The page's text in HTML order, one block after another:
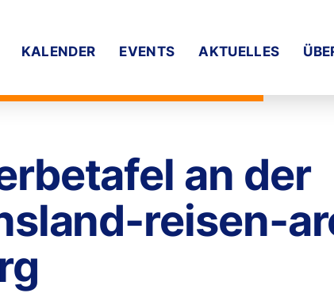
KALENDER EVENTS AKTUELLES
an der
reisen-